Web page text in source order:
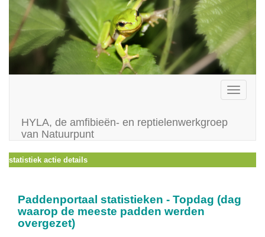
Toggle
HYLA, de amfibieën- en reptielenwerkgroep
van Natuurpunt
statistiek actie details
Paddenportaal statistieken - Topdag (dag
waarop de meeste padden werden
overgezet)